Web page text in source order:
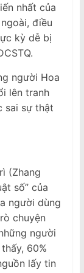
nhất của
điều
kỳ dễ bị
người Hoa
lên tranh
sai sự thật
(Zhang
số” của
người dùng
chuyện
người
60%
lấy tin